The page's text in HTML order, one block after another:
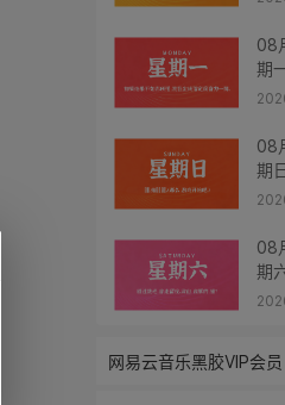
08
期
08
期
08
期
网易云音乐黑胶VIP会员